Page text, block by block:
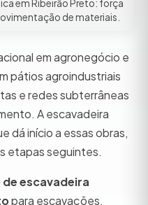
em Ribeirão Preto: força
de materiais.
em agronegócio e
pátios agroindustriais
e redes subterrâneas
A escavadeira
dá início a essas obras,
etapas seguintes.
escavadeira
para escavações,